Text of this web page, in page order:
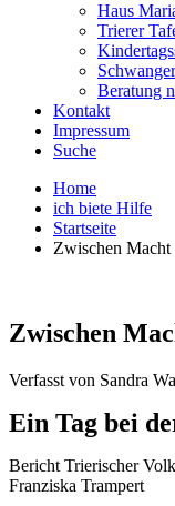
Haus
Trierer
Beratung
Kontakt
Impressum
Suche
Home
ich biete Hilfe
Startseite
Zwischen
Zwischen
Verfasst von Sandra
Ein Tag bei
Bericht Trierischer
Franziska Trampert